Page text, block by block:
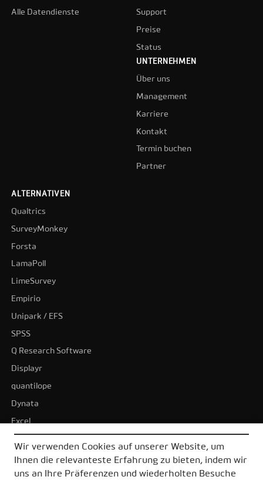
Alle Datendienste Support
Preise
Status
UNTERNEHMEN
Über uns
Management
Karriere
Kontakt
Termin buchen
Partner
ALTERNATIVEN
Qualtrics
SurveyMonkey
Forsta
LamaPoll
LimeSurvey
Empirio
Unipark / EFS
SPSS
Q Research Software
Displayr
quantilope
Dynata
Excel
Tableau
Power BI
Wir verwenden Cookies auf unserer Website, um
Ihnen die relevanteste Erfahrung zu bieten, indem wir
uns an Ihre Präferenzen und wiederholten Besuche